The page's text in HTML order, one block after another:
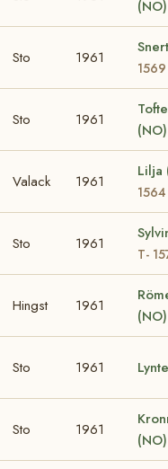
Sto 1961
1569
Sto 1961
Valack 1961
Lilja
1564
Sto 1961
T-
Hingst 1961
(NO)
Sto 1961
Sto 1961